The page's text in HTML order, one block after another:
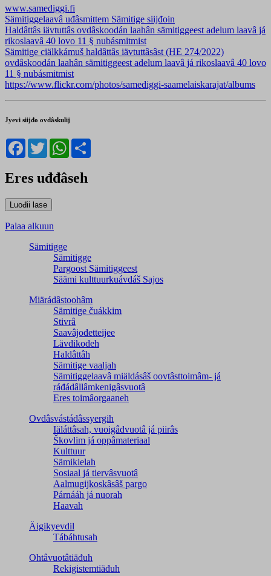
www.samediggi.fi
Sämitiggelaavâ uđâsmittem Sämitige siijđoin
Haldâttâs iävtuttâs ovdâskoodán laahân sämitiggeest adelum laavâ já
rikoslaavâ 40 lovo 11 § nubásmitmist
Sämitige ciälkkámuš haldâttâs iävtuttâsâst (HE 274/2022)
ovdâskoodán laahân sämitiggeest adelum laavâ já rikoslaavâ 40 lovo
11 § nubásmitmist
https://www.flickr.com/photos/samediggi-saamelaiskarajat/albums
Jyevi siijđo ovdâskulij
Facebook
TwitterWhatsApp
Eres uđđâseh
Palaa alkuun
Sämitigge
Sämitigge
Pargoost Sämitiggeest
Säämi kulttuurkuávdáš Sajos
Miärádâstoohâm
Sämitige čuákkim
Stivrâ
Saavâjođetteijee
Lävdikodeh
Haldâttâh
Sämitige vaaljah
Sämitiggelaavâ miäldásâš oovtâsttoimâm- já
ráđádâllâmkenigâsvuotâ
Eres toimâorgaaneh
Ovdâsvástádâssyergih
Iäláttâsah, vuoigâdvuotâ já piirâs
Škovlim já oppâmateriaal
Kulttuur
Sämikielah
Sosiaal já tiervâsvuotâ
Aalmugijkoskâsâš pargo
Párnááh já nuorah
Haavah
Äigikyevdil
Tábáhtusah
Ohtâvuotâtiäđuh
Rekigistemtiäđuh